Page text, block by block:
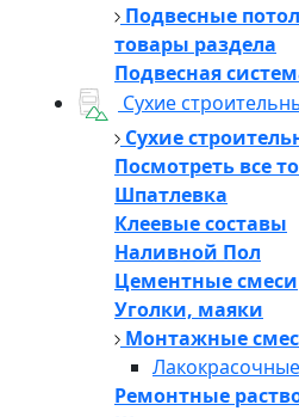
Подвесные
товары раздела
Подвесная
Сухие
Сухие
Посмотреть все
Шпатлевка
Клеевые составы
Наливной Пол
Цементные смеси
Уголки, маяки
Монтажные
Ремонтные